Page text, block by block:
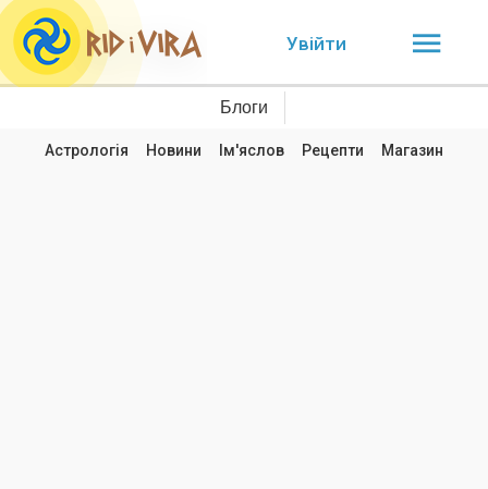
Увійти
Блоги
Астрологія Новини Ім'яслов Рецепти Магазин